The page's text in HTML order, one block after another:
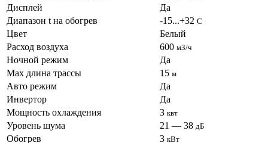
Дисплей
Да
Диапазон t на обогрев
-15...+32 С
Цвет
Белый
Расход воздуха
600 м3/ч
Ночной режим
Да
Max длина трассы
15 м
Авто режим
Да
Инвертор
Да
Мощность охлаждения
3 квт
Уровень шума 21 — 38 дБ
Обогрев 3 кВт